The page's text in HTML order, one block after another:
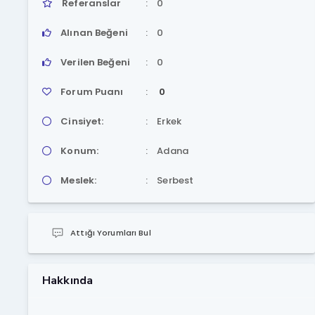
Referanslar 0
Alınan Beğeni 0
Verilen Beğeni 0
Forum Puanı 0
Cinsiyet: Erkek
Konum: Adana
Meslek: Serbest
Attığı Yorumları Bul
Hakkında